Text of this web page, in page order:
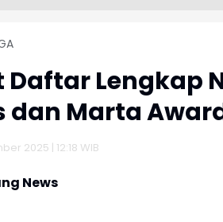
Daftar Lengkap
dan Marta
2025 | 12:18 WIB
News